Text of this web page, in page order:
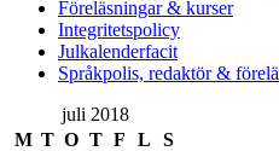
Föreläsningar & kurser
Integritetspolicy
Julkalenderfacit
Språkpolis, redaktör &
Sidopanel
juli 2018
M T O T F L
S